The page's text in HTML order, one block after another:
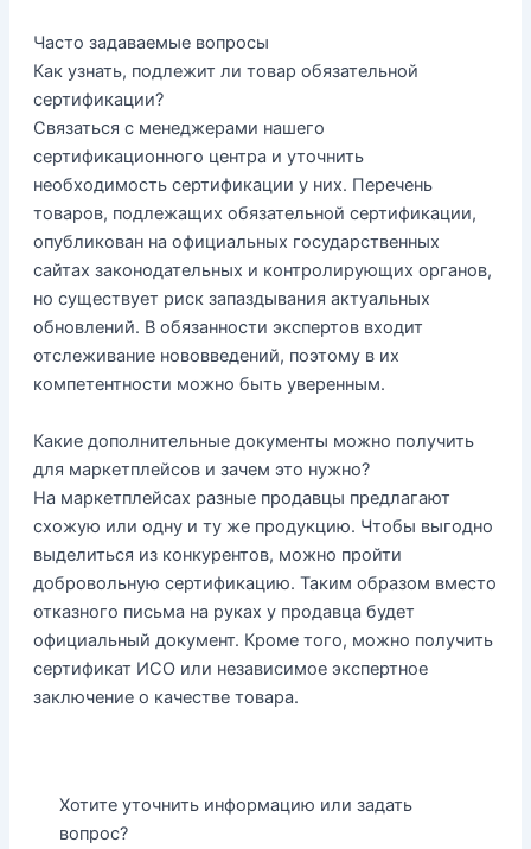
Часто задаваемые вопросы
Как узнать, подлежит ли товар обязательной
сертификации?
Связаться с менеджерами нашего
сертификационного центра и уточнить
необходимость сертификации у них. Перечень
товаров, подлежащих обязательной сертификации,
опубликован на официальных государственных
сайтах законодательных и контролирующих органов,
но существует риск запаздывания актуальных
обновлений. В обязанности экспертов входит
отслеживание нововведений, поэтому в их
компетентности можно быть уверенным.
Какие дополнительные документы можно получить
для маркетплейсов и зачем это нужно?
На маркетплейсах разные продавцы предлагают
схожую или одну и ту же продукцию. Чтобы выгодно
выделиться из конкурентов, можно пройти
добровольную сертификацию. Таким образом вместо
отказного письма на руках у продавца будет
официальный документ. Кроме того, можно получить
сертификат ИСО или независимое экспертное
заключение о качестве товара.
Хотите уточнить информацию или задать
вопрос?